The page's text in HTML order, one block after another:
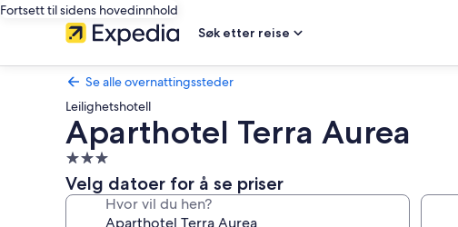
Fortsett til sidens hovedinnhold
Søk etter reise
Se alle overnattingssteder
Leilighetshotell
Aparthotel Terra Aurea
Overnattingssted
med
3.0
stjerner
Velg datoer for å se priser
Hvor vil du hen?